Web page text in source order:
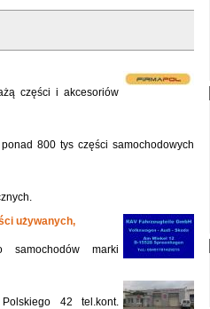
części i akcesoriów
800 tys części samochodowych
używanych,
samochodów marki
42 tel.kont.